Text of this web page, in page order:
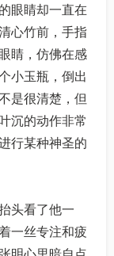
眼睛却一直在
心竹前，手指
睛，仿佛在感
小玉瓶，倒出
是很清楚，但
沉的动作非常
行某种神圣的
头看了他一
一丝专注和疲